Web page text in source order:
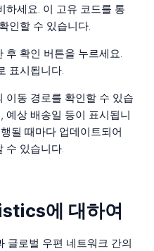
하세요. 이 고유 코드를 통
인할 수 있습니다.
후 확인 버튼을 누르세요.
표시됩니다.
이동 경로를 확인할 수 있습
예상 배송일 등이 표시됩니
될 때마다 업데이트되어
수 있습니다.
에 대하여
로벌 우편 네트워크 간의